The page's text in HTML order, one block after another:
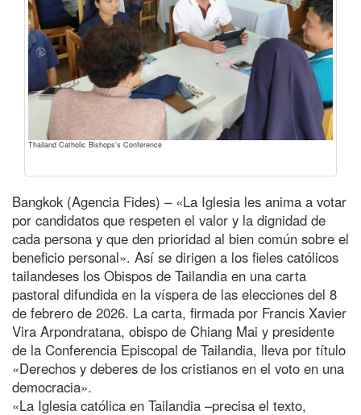
Thailand Catholic Bishops's Conference
Bangkok (Agencia Fides) – «La Iglesia les anima a votar
por candidatos que respeten el valor y la dignidad de
cada persona y que den prioridad al bien común sobre el
beneficio personal». Así se dirigen a los fieles católicos
tailandeses los Obispos de Tailandia en una carta
pastoral difundida en la víspera de las elecciones del 8
de febrero de 2026. La carta, firmada por Francis Xavier
Vira Arpondratana, obispo de Chiang Mai y presidente
de la Conferencia Episcopal de Tailandia, lleva por título
«Derechos y deberes de los cristianos en el voto en una
democracia».
«La Iglesia católica en Tailandia –precisa el texto,